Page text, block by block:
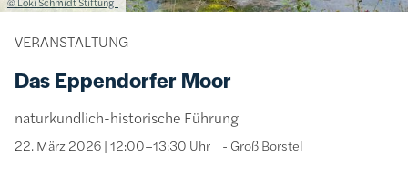
VERANSTALTUNG
Das Eppendorfer Moor
naturkundlich-historische Führung
22. März 2026 | 12:00–13:30 Uhr Groß Borstel